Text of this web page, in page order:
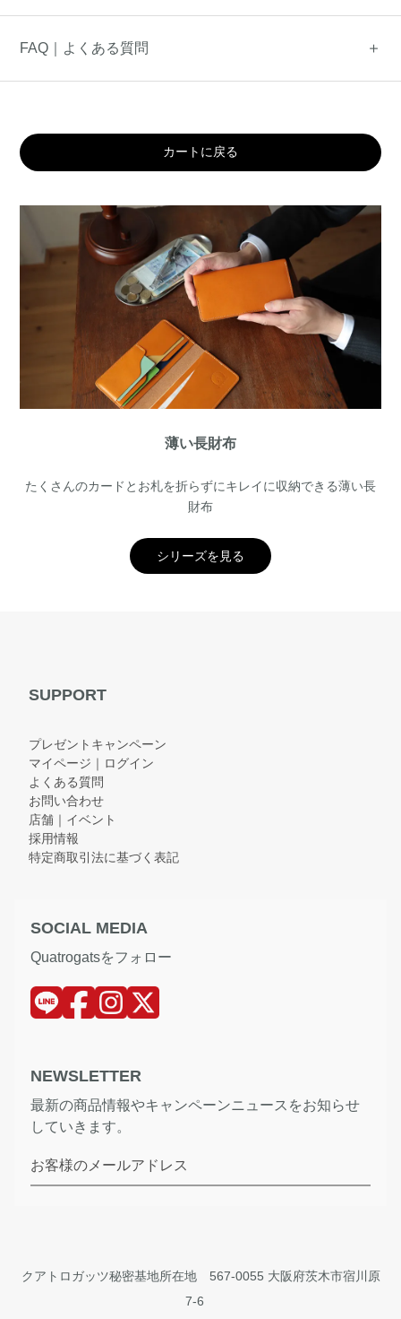
FAQ｜よくある質問
カートに戻る
薄い長財布
たくさんのカードとお札を折らずにキレイに収納できる薄い長
財布
シリーズを見る
SUPPORT
プレゼントキャンペーン
マイページ｜ログイン
よくある質問
お問い合わせ
店舗｜イベント
採用情報
特定商取引法に基づく表記
SOCIAL MEDIA
Quatrogatsをフォロー
NEWSLETTER
最新の商品情報やキャンペーンニュースをお知らせ
していきます。
お客様のメールアドレス
クアトロガッツ秘密基地所在地 567-0055 大阪府茨木市宿川原
7-6